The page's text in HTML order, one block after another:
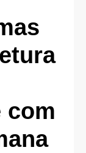
com